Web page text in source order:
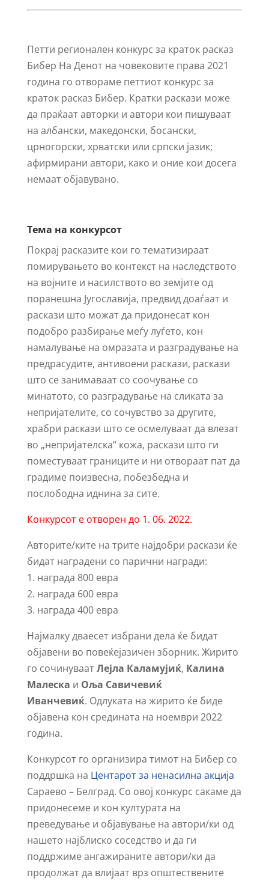
Петти регионален конкурс за краток расказ
Бибер На Денот на човековите права 2021
година го отвораме петтиот конкурс за
краток расказ Бибер. Кратки раскази можe
да праќаат авторки и автори кои пишуваат
на албански, македонски, босански,
црногорски, хрватски или српски јазик;
афирмирани автори, како и оние кои досега
немаат објавувано.
Тема на конкурсот
Покрај расказите кои го тематизираат
помирувањето во контекст на наследството
на војните и насилството во земјите од
поранешна Југославија, предвид доаѓаат и
раскази што можат да придонесат кон
подобро разбирање меѓу луѓето, кон
намалување на омразата и разградување на
предрасудите, антивоени раскази, раскази
што се занимаваат со соочување со
минатото, со разградување на сликата за
непријателите, со сочувство за другите,
храбри раскази што се осмелуваат да влезат
во „непријателска“ кожа, раскази што ги
поместуваат границите и ни отвораат пат да
градиме поизвесна, побезбедна и
послободна иднина за сите.
Конкурсот е отворен до 1. 06. 2022.
Авторите/ките на трите најдобри раскази ќе
бидат наградени со парични награди:
1. награда 800 евра
2. награда 600 евра
3. награда 400 евра
Најмалку дваесет избрани дела ќе бидат
објавени во повеќејазичен зборник. Жирито
го сочинуваатЛејла Каламујиќ, Калина
Малеска и Оља Савичевиќ
Иванчевиќ. Одлуката на жирито ќе биде
објавена кон средината на ноември 2022
година.
Конкурсот го организира тимот на Бибер со
поддршка на Центарот за ненасилна акција
Сараево – Белград. Со овој конкурс сакаме да
придонесеме и кон културата на
преведување и објавување на автори/ки од
нашето најблиско соседство и да ги
поддржиме ангажираните автори/ки да
продолжат да влијаат врз општествените